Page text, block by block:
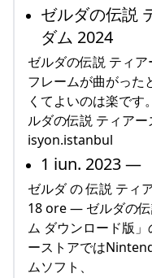
ゼルダの伝説
ダム 2024
ゼルダの伝説 ティア
フレームが曲がった
くてよいのは楽で
ルダの伝説 ティア
isyon.istanbul
1 iun. 2023 —
ゼルダ の 伝説 ティ
18 ore — ゼルダの
ム ダウンロード版
ーストアでは
ムソフト、